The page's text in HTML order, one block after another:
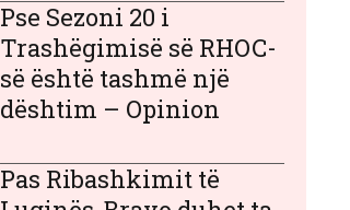
Pse Sezoni 20 i
Trashëgimisë së RHOC-
së është tashmë një
dështim – Opinion
Pas Ribashkimit të